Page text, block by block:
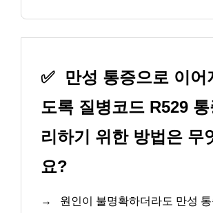
✅
만성 통증으로 이어
도록 질병코드 R529
리하기 위한 방법은 무
요?
→
원인이 불명확하더라도 만성